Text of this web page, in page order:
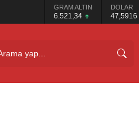
GRAM ALTIN
6.521,34
DOLAR
47,5916